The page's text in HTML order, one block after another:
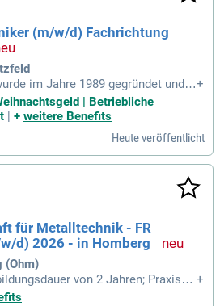
(m/w/d) Fachrichtung
im Jahre 1989 gegründet und i
und Rohrreinigungsdüsen, Wurze
Spezialprodukten. Der Unterneh
Bretzfeld-Schwabbach.
+
| Betriebliche
| + weitere Benefits
Heute veröffentlicht
für Metalltechnik - FR
d) 2026 - in Homberg
(Ohm)
von 2 Jahren; Praxisph
Unternehmensbereichen; Maßg
+